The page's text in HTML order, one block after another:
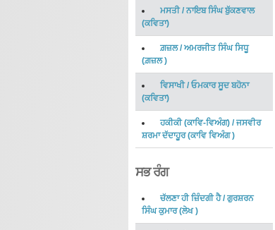
ਮਸਤੀ/ਨਾਇਬ ਸਿੰਘ ਬੁੱਕਣਵਾਲ
(ਕਵਿਤਾ)
ਗ਼ਜ਼ਲ/ਅਮਰਜੀਤ ਸਿੰਘ ਸਿਧੂ
(ਗ਼ਜ਼ਲ)
ਵਿਸਾਖੀ/ ਓਮਕਾਰ ਸੂਦ ਬਹੋਨਾ
(ਕਵਿਤਾ)
ਹਕੀਕੀ (ਕਾਵਿ-ਵਿਅੰਗ) /ਜਸਵੀਰ
ਸ਼ਰਮਾ ਦੱਦਾਹੂਰ(ਕਾਵਿ ਵਿਅੰਗ)
ਸਭ ਰੰਗ
ਚੱਲਣਾ ਹੀ ਜ਼ਿੰਦਗੀ ਹੈ/ਗੁਰਸ਼ਰਨ
ਸਿੰਘ ਕੁਮਾਰ(ਲੇਖ)